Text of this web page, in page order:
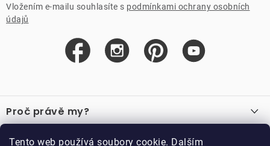
Tento web používá soubory cookie. Dalším
Vložením e-mailu souhlasíte s podmínkami ochrany osobních
údajů
á
p
a
Proč právě my?
Důležité odkazy